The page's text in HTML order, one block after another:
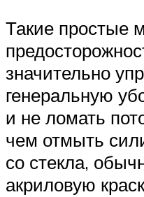
Такие простые
значительно
генеральную
и не ломать
чем отмыть
со стекла,
акриловую